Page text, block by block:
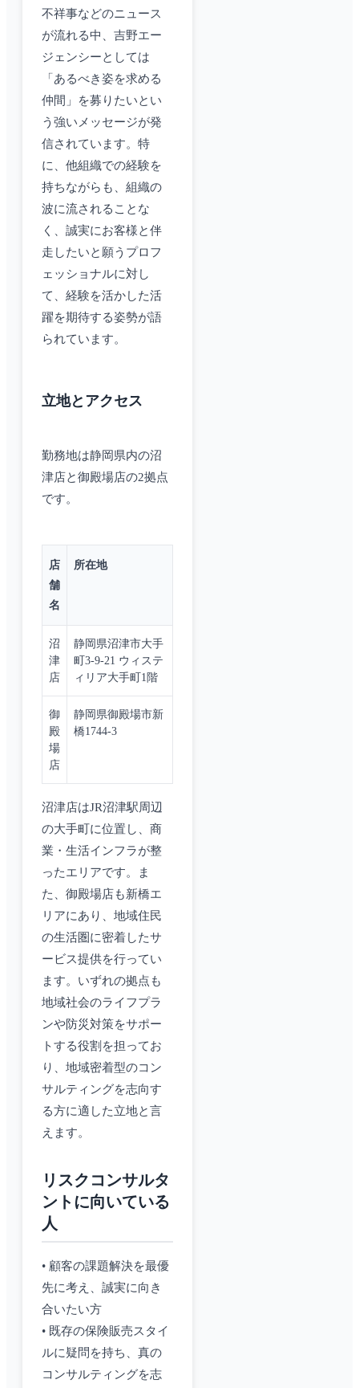
不祥事などのニュース
が流れる中、吉野エー
ジェンシーとしては
「あるべき姿を求める
仲間」を募りたいとい
う強いメッセージが発
信されています。特
に、他組織での経験を
持ちながらも、組織の
波に流されることな
く、誠実にお客様と伴
走したいと願うプロフ
ェッショナルに対し
て、経験を活かした活
躍を期待する姿勢が語
られています。
立地とアクセス
勤務地は静岡県内の沼
津店と御殿場店の2拠点
です。
店
舗
名
所在地
沼
津
店
静岡県沼津市大手
町3-9-21 ウィステ
ィリア大手町1階
御
殿
場
店
静岡県御殿場市新
橋1744-3
沼津店はJR沼津駅周辺
の大手町に位置し、商
業・生活インフラが整
ったエリアです。ま
た、御殿場店も新橋エ
リアにあり、地域住民
の生活圏に密着したサ
ービス提供を行ってい
ます。いずれの拠点も
地域社会のライフプラ
ンや防災対策をサポー
トする役割を担ってお
り、地域密着型のコン
サルティングを志向す
る方に適した立地と言
えます。
リスクコンサルタ
ントに向いている
人
• 顧客の課題解決を最優
先に考え、誠実に向き
合いたい方
• 既存の保険販売スタイ
ルに疑問を持ち、真の
コンサルティングを志